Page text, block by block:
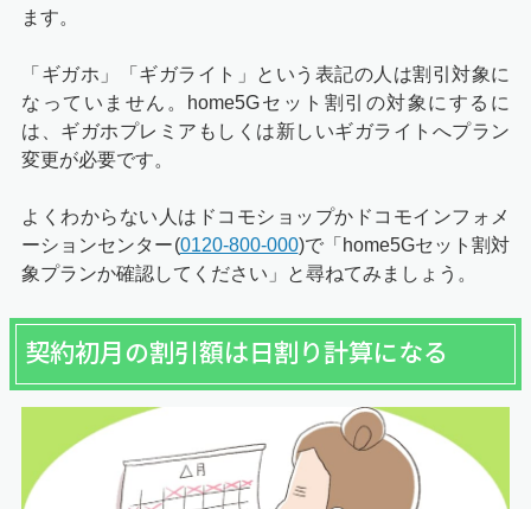
ます。
「ギガホ」「ギガライト」という表記の人は割引対象に
なっていません。home5Gセット割引の対象にするに
は、ギガホプレミアもしくは新しいギガライトへプラン
変更が必要です。
よくわからない人はドコモショップかドコモインフォメ
ーションセンター(0120-800-000)で「home5Gセット割対
象プランか確認してください」と尋ねてみましょう。
契約初月の割引額は日割り計算になる